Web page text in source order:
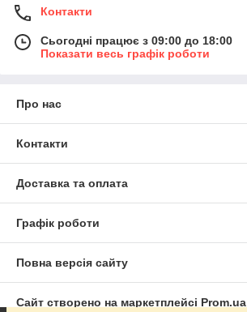
Контакти
Сьогодні працює з 09:00 до 18:00
Показати весь графік роботи
Про нас
Контакти
Доставка та оплата
Графік роботи
Повна версія сайту
Сайт створено на маркетплейсі Prom.ua